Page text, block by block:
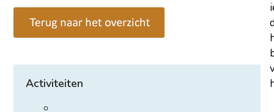
Activiteiten